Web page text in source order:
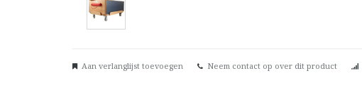
Aan verlanglijst toevoegen Neem contact op over dit product